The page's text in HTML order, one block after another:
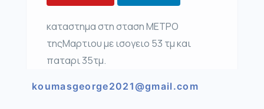
καταστημα στη σταση ΜΕΤΡΟ
τηςΜαρτιου με ισογειο 53 τμ και
παταρι 35τμ.
koumasgeorge2021@gmail.com